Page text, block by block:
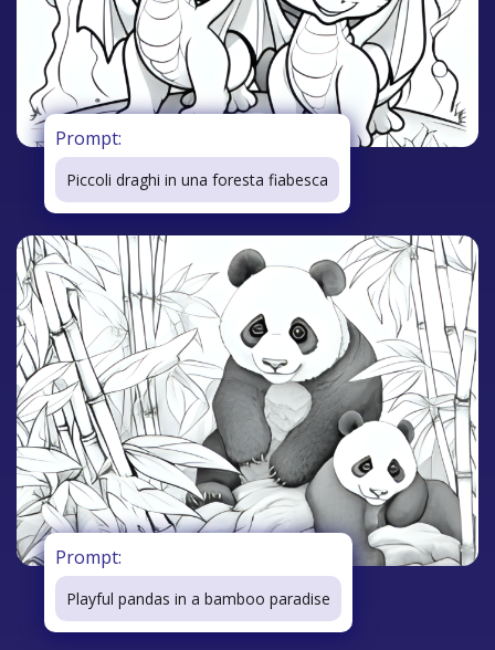
Prompt:
Piccoli draghi in una foresta fiabesca
Prompt:
Playful pandas in a bamboo paradise